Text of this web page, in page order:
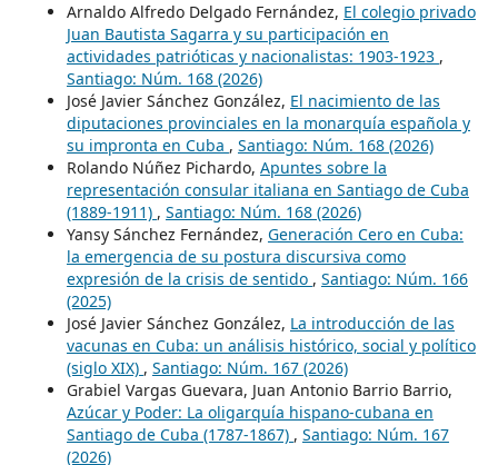
Arnaldo Alfredo Delgado Fernández, El colegio privado
Juan Bautista Sagarra y su participación en
actividades patrióticas y nacionalistas: 1903-1923 ,
Santiago: Núm. 168 (2026)
José Javier Sánchez González, El nacimiento de las
diputaciones provinciales en la monarquía española y
su impronta en Cuba , Santiago: Núm. 168 (2026)
Rolando Núñez Pichardo, Apuntes sobre la
representación consular italiana en Santiago de Cuba
(1889-1911) , Santiago: Núm. 168 (2026)
Yansy Sánchez Fernández, Generación Cero en Cuba:
la emergencia de su postura discursiva como
expresión de la crisis de sentido , Santiago: Núm. 166
(2025)
José Javier Sánchez González, La introducción de las
vacunas en Cuba: un análisis histórico, social y político
(siglo XIX) , Santiago: Núm. 167 (2026)
Grabiel Vargas Guevara, Juan Antonio Barrio Barrio,
Azúcar y Poder: La oligarquía hispano-cubana en
Santiago de Cuba (1787-1867) , Santiago: Núm. 167
(2026)